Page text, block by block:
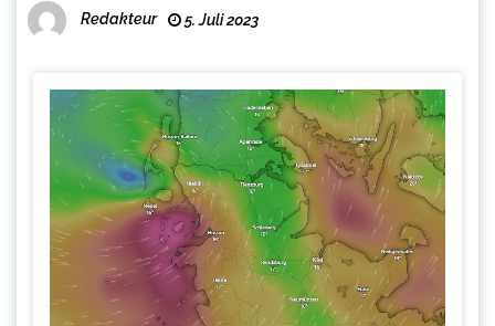
Redakteur 5. Juli 2023